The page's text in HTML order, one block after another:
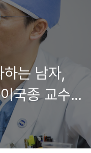
는 남자,
국종 교수를
PD 박현진